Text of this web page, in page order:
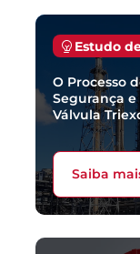
Estudo
O Processo
Segurança
Válvula
Saiba